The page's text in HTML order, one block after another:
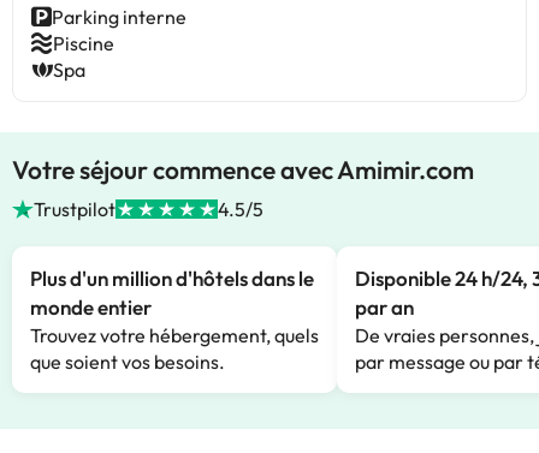
Parking interne
Piscine
Spa
Votre séjour commence avec Amimir.com
Trustpilot 4.5/5
Plus d'un million d'hôtels dans le
monde entier
Trouvez votre hébergement, quels
que soient vos besoins.
Disponible 24 h/24,
par an
De vraies
par message ou par